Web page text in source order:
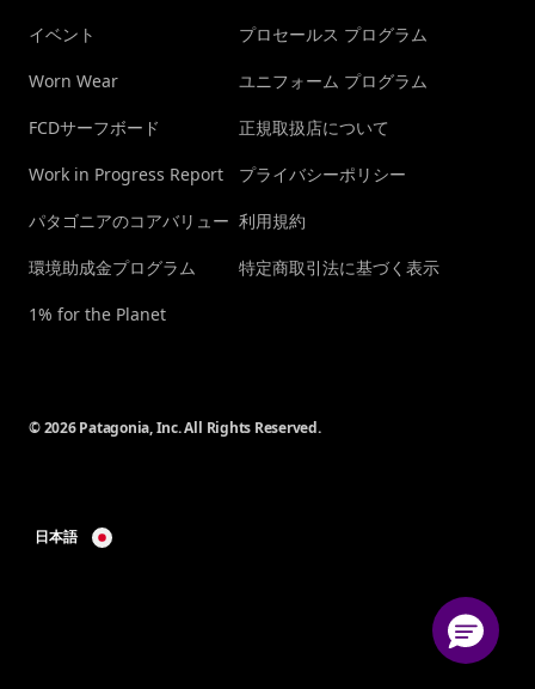
イベント
Worn Wear
FCDサーフボード
Work in Progress Report
パタゴニアのコアバリュー
環境助成金プログラム
1% for the Planet
プロセールス プログラム
ユニフォーム プログラム
正規取扱店について
プライバシーポリシー
利用規約
特定商取引法に基づく表示
© 2026 Patagonia, Inc. All Rights Reserved.
日本語